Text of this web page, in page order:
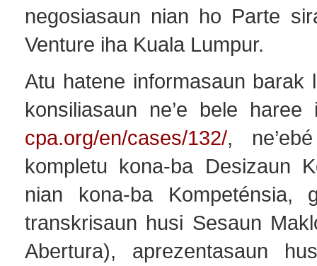
negosiasaun nian ho Parte
Venture iha Kuala Lumpur.
Atu hatene informasaun barak
konsiliasaun ne’e bele
cpa.org/en/cases/132/,
kompletu kona-ba Desizaun
nian kona-ba Kompeténsia,
transkrisaun husi Sesaun
Abertura), aprezentasaun